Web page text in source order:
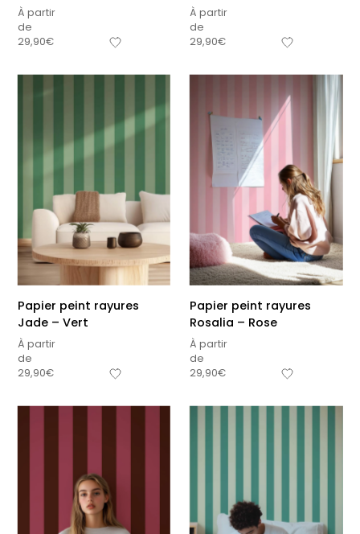
À partir
de
29,90€
À partir
de
29,90€
Papier peint rayures
Jade – Vert
À partir
de
29,90€
Papier peint rayures
Rosalia – Rose
À partir
de
29,90€